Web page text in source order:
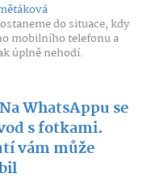
do situace, kdy
mobilního telefonu a
úplně nehodí.
WhatsAppu se
s fotkami.
vám může